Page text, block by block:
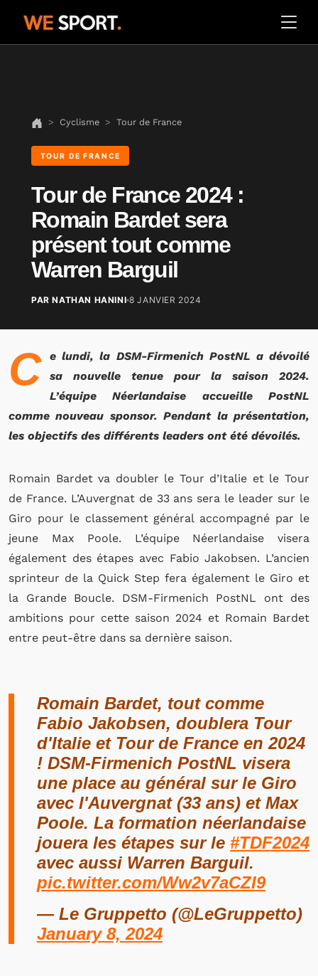
Cyclisme Tour de France
TOUR DE FRANCE
Tour de France 2024 :
Romain Bardet sera
présent tout comme
Warren Barguil
PAR NATHAN HANINI 8 JANVIER 2024
C e lundi, la DSM-Firmenich PostNL a dévoilé
sa nouvelle tenue pour la saison 2024.
L’équipe Néerlandaise accueille PostNL
comme nouveau sponsor. Pendant la présentation,
les objectifs des différents leaders ont été dévoilés.
Romain Bardet va doubler le Tour d’Italie et le Tour
de France. L’Auvergnat de 33 ans sera le leader sur le
Giro pour le classement général accompagné par le
jeune Max Poole. L’équipe Néerlandaise visera
également des étapes avec Fabio Jakobsen. L’ancien
sprinteur de la Quick Step fera également le Giro et
la Grande Boucle. DSM-Firmenich PostNL ont des
ambitions pour cette saison 2024 et Romain Bardet
entre peut-être dans sa dernière saison.
Romain Bardet, tout comme
Fabio Jakobsen, doublera Tour
d'Italie et Tour de France en 2024
! DSM-Firmenich PostNL visera
une place au général sur le Giro
avec l'Auvergnat (33 ans) et Max
Poole. La formation néerlandaise
jouera les étapes sur le #TDF2024
avec aussi Warren Barguil.
pic.twitter.com/Ww2v7aCZI9
— Le Gruppetto (@LeGruppetto)
January 8, 2024